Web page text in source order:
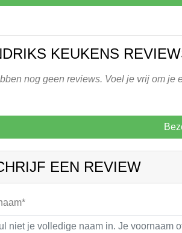
KEUKENS
nog geen reviews. Voel je vrij om
EEN REVIEW